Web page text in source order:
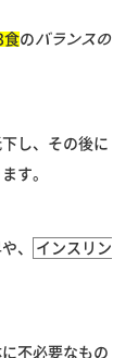
食の バランスの
し、その後に
す。
、
インスリン
不必要なもの